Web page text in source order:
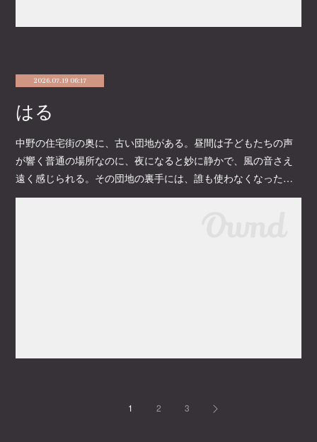
2026.07.19 06:17
はる
中野の住宅街の奥に、古い団地がある。昼間は子どもたちの声
が響く普通の場所なのに、夜になると妙に静かで、風の音さえ
遠く感じられる。その団地の裏手には、誰も使わなくなった…
1 2 3